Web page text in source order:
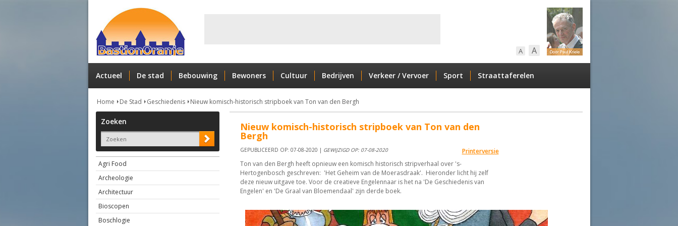
A A
Actueel De stad Bebouwing Bewoners Cultuur Bedrijven Verkeer / Vervoer Sport Straattaferelen
Home De Stad Geschiedenis Nieuw komisch-historisch stripboek van Ton van den Bergh
Zoeken
Agri Food
Archeologie
Architectuur
Bioscopen
Boschlogie
Nieuw komisch-historisch stripboek van Ton van den
Bergh
Printerversie
GEPUBLICEERD OP: 07-08-2020 | GEWIJZIGD OP: 07-08-2020
Ton van den Bergh heeft opnieuw een komisch historisch stripverhaal over 's-
Hertogenbosch geschreven: 'Het Geheim van de Moerasdraak'. Hieronder licht hij zelf
deze nieuw uitgave toe. Voor de creatieve Engelennaar is het na 'De Geschiedenis van
Engelen' en 'De Graal van Bloemendaal' zijn derde boek.